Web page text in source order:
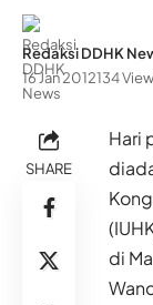
Redaksi DDHK
16 Jan 2012134
SHARE
Hari
di